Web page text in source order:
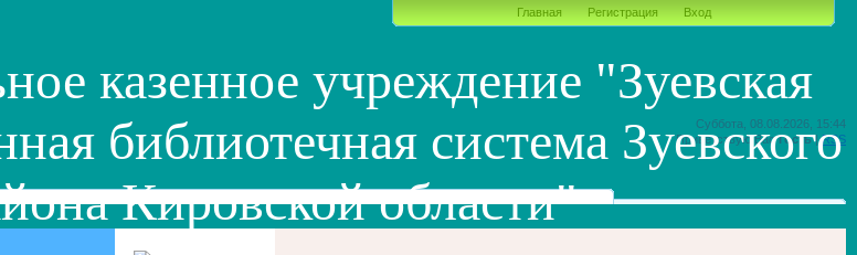
Суббота, 08.08.2026, 15:44
Приветствую Вас Гость|RSS
казенное учреждение "Зуевская
библиотечная система Зуевского
Кировской области"
Главная Регистрация Вход